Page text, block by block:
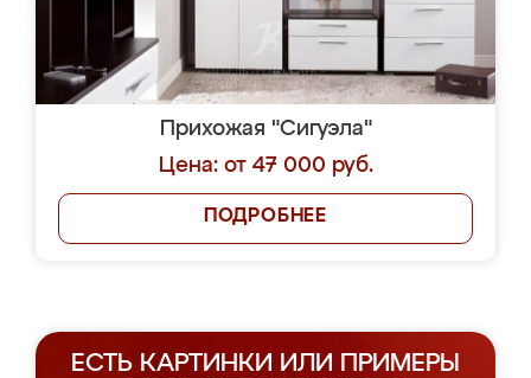
Прихожая "Сигуэла"
Цена: от 47 000 руб.
ПОДРОБНЕЕ
ЕСТЬ КАРТИНКИ ИЛИ ПРИМЕРЫ